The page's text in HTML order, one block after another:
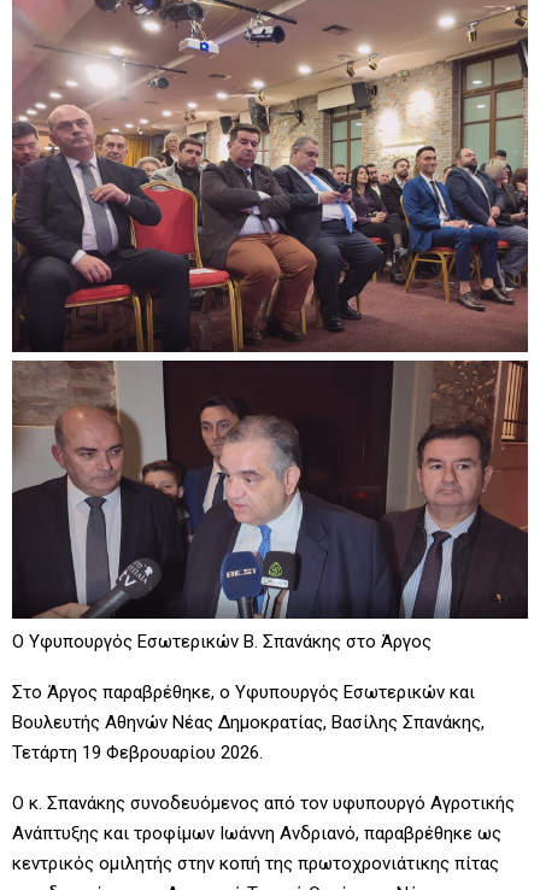
Ο Υφυπουργός Εσωτερικών Β. Σπανάκης στο Άργος
Στο Άργος παραβρέθηκε, ο Υφυπουργός Εσωτερικών και
Βουλευτής Αθηνών Νέας Δημοκρατίας, Βασίλης Σπανάκης,
Τετάρτη 19 Φεβρουαρίου 2026.
Ο κ. Σπανάκης συνοδευόμενος από τον υφυπουργό Αγροτικής
Ανάπτυξης και τροφίμων Ιωάννη Ανδριανό, παραβρέθηκε ως
κεντρικός ομιλητής στην κοπή της πρωτοχρονιάτικης πίτας